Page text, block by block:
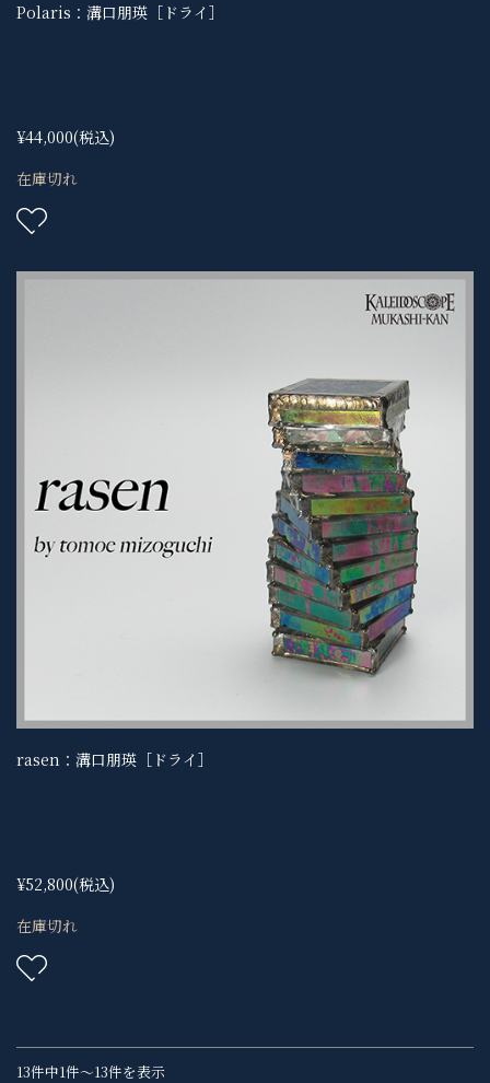
Polaris：溝口朋瑛［ドライ］
¥44,000(税込)
在庫切れ
rasen：溝口朋瑛［ドライ］
¥52,800(税込)
在庫切れ
13件中1件～13件を表示